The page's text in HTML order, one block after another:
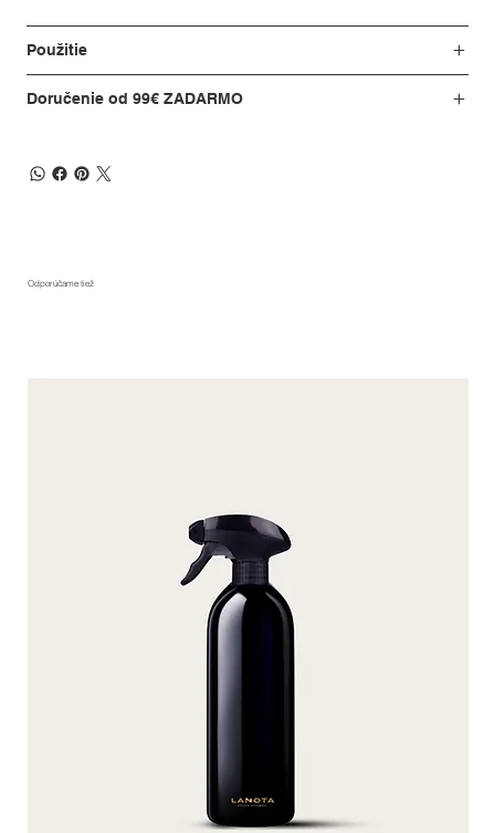
Použitie
Doručenie od 99€ ZADARMO
Odporúčame tiež